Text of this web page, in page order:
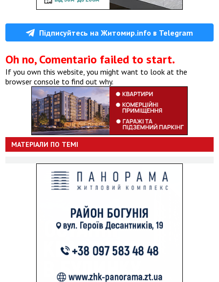
Підписуйтесь на Житомир.info в Telegram
Oh no, Comentario failed to start.
If you own this website, you might want to look at the
browser console to find out why.
МАТЕРІАЛИ ПО ТЕМІ